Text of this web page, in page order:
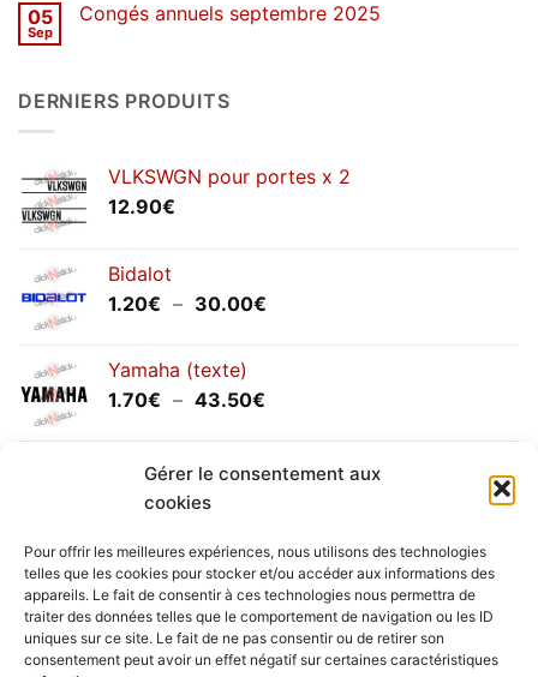
Gérer le consentement aux
cookies
Pour offrir les meilleures expériences, nous utilisons des technologies
telles que les cookies pour stocker et/ou accéder aux informations des
appareils. Le fait de consentir à ces technologies nous permettra de
traiter des données telles que le comportement de navigation ou les ID
uniques sur ce site. Le fait de ne pas consentir ou de retirer son
consentement peut avoir un effet négatif sur certaines caractéristiques
SOLDES
05
Sep
Congés annuels septembre 2025
annuels
DERNIERS PRODUITS
VLKSWGN pour portes x 2
12.90€
Bidalot
1.20€ – 30.00€
Yamaha (texte)
1.70€ – 43.50€
prix :
1.70€
Yamaha (logo circulaire)
2.00€ – 25.90
prix :
2.00€
à
25.90€
Livraison vers la France exclusivement. Pour les pays
étrangers, prenezcontact avec nous.